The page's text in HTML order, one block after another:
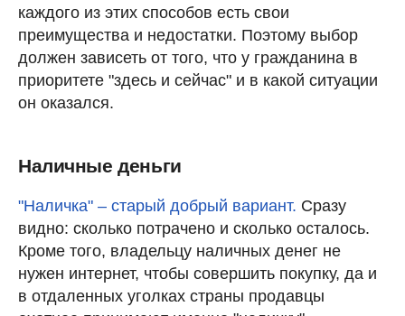
каждого из этих способов есть свои
преимущества и недостатки. Поэтому выбор
должен зависеть от того, что у гражданина в
приоритете "здесь и сейчас" и в какой ситуации
он оказался.
Наличные деньги
"Наличка" – старый добрый вариант. Сразу
видно: сколько потрачено и сколько осталось.
Кроме того, владельцу наличных денег не
нужен интернет, чтобы совершить покупку, да и
в отдаленных уголках страны продавцы